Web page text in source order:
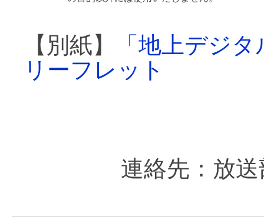
【別紙】
「地上デジ
リーフレット
連絡先：放